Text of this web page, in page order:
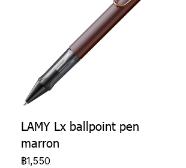
LAMY Lx ballpoint pen
marron
฿1,550